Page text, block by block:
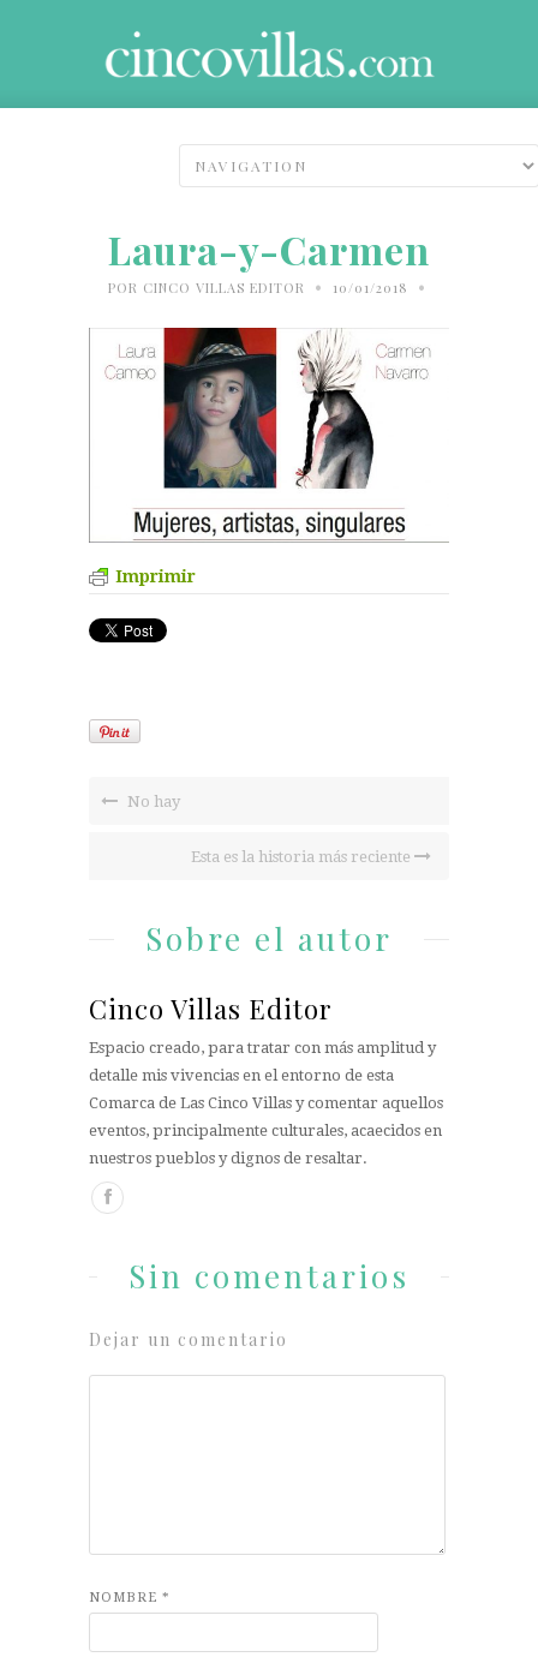
Laura-y-Carmen
POR CINCO VILLAS EDITOR • 10/01/2018 •
Imprimir
No hay
Esta es la historia más reciente
Sobre el autor
Cinco Villas Editor
Espacio creado, para tratar con más amplitud y
detalle mis vivencias en el entorno de esta
Comarca de Las Cinco Villas y comentar aquellos
eventos, principalmente culturales, acaecidos en
nuestros pueblos y dignos de resaltar.
Sin comentarios
Dejar un comentario
NOMBRE *